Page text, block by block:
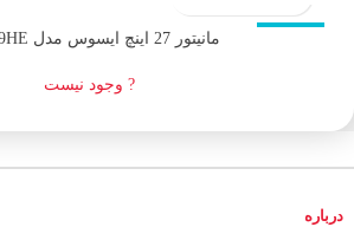
مانيتور 27 اینچ ايسوس مدل VZ279HE
? وجود نیست
درباره